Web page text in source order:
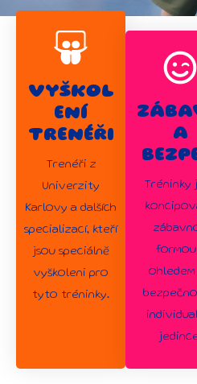
VYŠKOL
ENÍ
TRENÉŘI
Trenéři z
Univerzity
Karlovy a dalších
specializací, kteří
jsou speciálně
vyškoleni pro
tyto tréninky.
A
Tréninky
formou
ohledem